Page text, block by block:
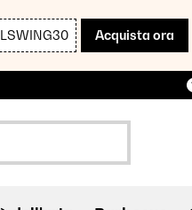
Acquista ora